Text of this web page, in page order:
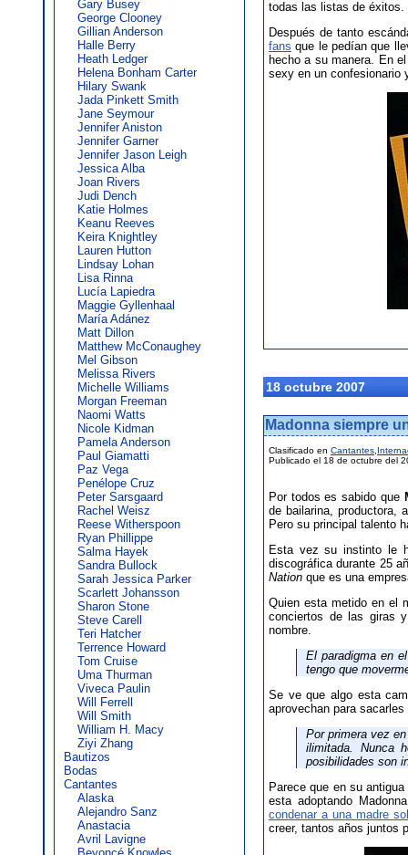
Gary Busey
George Clooney
Gillian Anderson
Halle Berry
Heath Ledger
Helena Bonham Carter
Hilary Swank
Jada Pinkett Smith
Jane Seymour
Jennifer Aniston
Jennifer Garner
Jennifer Jason Leigh
Jessica Alba
Joan Rivers
Judi Dench
Katie Holmes
Keanu Reeves
Keira Knightley
Lauren Hutton
Lindsay Lohan
Lisa Rinna
Lucía Lapiedra
Maggie Gyllenhaal
María Adánez
Matt Dillon
Matthew McConaughey
Mel Gibson
Melissa Rivers
Michelle Williams
Morgan Freeman
Naomi Watts
Nicole Kidman
Pamela Anderson
Paul Giamatti
Paz Vega
Penélope Cruz
Peter Sarsgaard
Rachel Weisz
Reese Witherspoon
Ryan Phillippe
Salma Hayek
Sandra Bullock
Sarah Jessica Parker
Scarlett Johansson
Sharon Stone
Steve Carell
Teri Hatcher
Terrence Howard
Tom Cruise
Uma Thurman
Viveca Paulin
Will Ferrell
Will Smith
William H. Macy
Ziyi Zhang
Bautizos
Bodas
Cantantes
Alaska
Alejandro Sanz
Anastacia
Avril Lavigne
todas las listas de éxitos.
Después de tanto
fans que le pedían que
hecho a su manera. En
sexy en un confesionario
18 octubre 2007
Madonna siempre
Clasificado en Cantantes
Publicado el 18 de octubre del
Por todos es sabido que
de bailarina, productora,
Pero su principal talento
Esta vez su instinto le
discográfica durante 25
Nation que es una
Quien esta metido en el
conciertos de las giras
nombre.
El paradigma en
tengo que
Se ve que algo esta
aprovechan para
Por primera vez
ilimitada. Nunca
posibilidades son
Parece que en su
esta adoptando
condenar a una madre
creer, tantos años juntos